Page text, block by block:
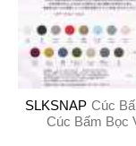
SLKSNAP Cúc
Cúc Bấm Bọc